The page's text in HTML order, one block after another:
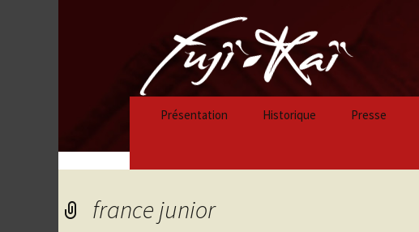
Présentation Historique Presse
france junior